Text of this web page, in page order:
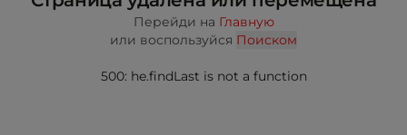
Перейди на Главную
или воспользуйся Поиском
500: he.findLast is not a function